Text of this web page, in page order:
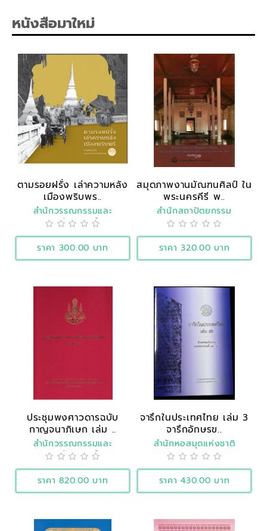
หนังสือมาใหม่
ตามรอยฝรั่ง เล่าความหลัง
เมืองพริบพร..
สำนักวรรณกรรมและ
ประวัติศาสตร์
ราคา 300.00 บาท
สมุดภาพงานมัณฑนศิลป์ ใน
พระนครคีรี พ..
สำนักสถาปัตยกรรม
ราคา 320.00 บาท
ประชุมพงศาวดารฉบับ
กาญจนาภิเษก เล่ม ..
สำนักวรรณกรรมและ
ประวัติศาสตร์
ราคา 820.00 บาท
จารึกในประเทศไทย เล่ม 3
จารึกอักษรข..
สำนักหอสมุดแห่งชาติ
ราคา 430.00 บาท